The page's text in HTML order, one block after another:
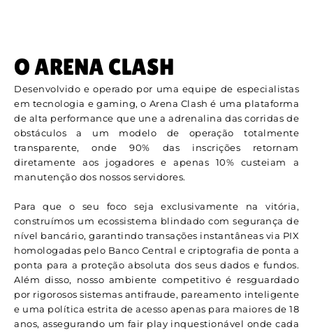
O ARENA CLASH
Desenvolvido e operado por uma equipe de especialistas
em tecnologia e gaming, o Arena Clash é uma plataforma
de alta performance que une a adrenalina das corridas de
obstáculos a um modelo de operação totalmente
transparente, onde 90% das inscrições retornam
diretamente aos jogadores e apenas 10% custeiam a
manutenção dos nossos servidores.
Para que o seu foco seja exclusivamente na vitória,
construímos um ecossistema blindado com segurança de
nível bancário, garantindo transações instantâneas via PIX
homologadas pelo Banco Central e criptografia de ponta a
ponta para a proteção absoluta dos seus dados e fundos.
Além disso, nosso ambiente competitivo é resguardado
por rigorosos sistemas antifraude, pareamento inteligente
e uma política estrita de acesso apenas para maiores de 18
anos, assegurando um fair play inquestionável onde cada